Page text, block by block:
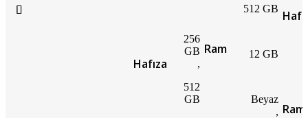
Hafıza
256
GB
,
512
GB
512 GB
Ram 12 GB
Beyaz
, Ram